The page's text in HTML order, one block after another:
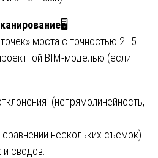
🖥️
моста с точностью 2–5
BIM-моделью (если
(непрямолинейность,
нескольких съёмок).
сводов.